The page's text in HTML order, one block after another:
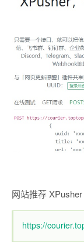
网站推荐 XPusher
https://